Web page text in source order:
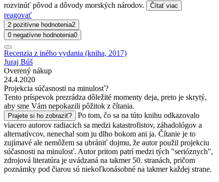
rozvinúť pôvod a dôvody morských národov.
Čítať viac
reagovať
2 pozitívne hodnotenia2
0 negatívne hodnotenia0
Recenzia z iného vydania (kniha, 2017)
Juraj Búš
Overený nákup
24.4.2020
Projekcia súčasnosti na minulosť?
Tento príspevok prezrádza dôležité momenty deja, preto je skrytý,
aby sme Vám nepokazili pôžitok z čítania.
Prajete si ho zobraziť?
Po tom, čo sa na túto knihu odkazovalo
viacero autorov radiacich sa medzi katastrofistov, záhadológov a
alternatívcov, nenechal som ju dlho bokom ani ja. Čítanie je to
zujímavé ale nemôžem sa ubrániť dojmu, že autor použil projekciu
súčasnosti na minulosť. Autor pritom patrí medzi tých "serióznych",
zdrojová literatúra je uvádzaná na takmer 50. stranách, pričom
poznámky pod čiarou sú niekoľkonásobné na takmer každej strane.